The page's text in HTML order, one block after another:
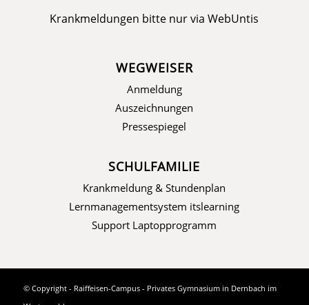
Krankmeldungen bitte nur viaWebUntis
WEGWEISER
Anmeldung
Auszeichnungen
Pressespiegel
SCHULFAMILIE
Krankmeldung & Stundenplan
Lernmanagementsystem itslearning
Support Laptopprogramm
© Copyright - Raiffeisen-Campus - Privates Gymnasium in Dernbach im